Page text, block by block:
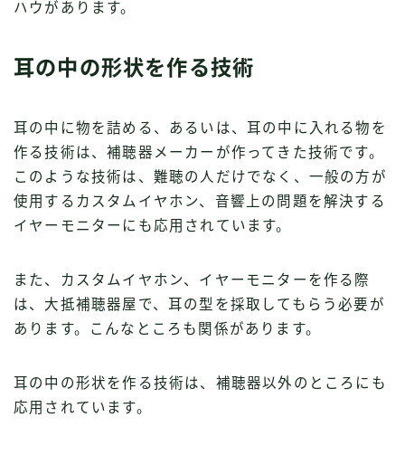
ハウがあります。
耳の中の形状を作る技術
耳の中に物を詰める、あるいは、耳の中に入れる物を
作る技術は、補聴器メーカーが作ってきた技術です。
このような技術は、難聴の人だけでなく、一般の方が
使用するカスタムイヤホン、音響上の問題を解決する
イヤーモニターにも応用されています。
また、カスタムイヤホン、イヤーモニターを作る際
は、大抵補聴器屋で、耳の型を採取してもらう必要が
あります。こんなところも関係があります。
耳の中の形状を作る技術は、補聴器以外のところにも
応用されています。